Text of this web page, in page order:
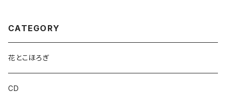
CATEGORY
花とこほろぎ
CD